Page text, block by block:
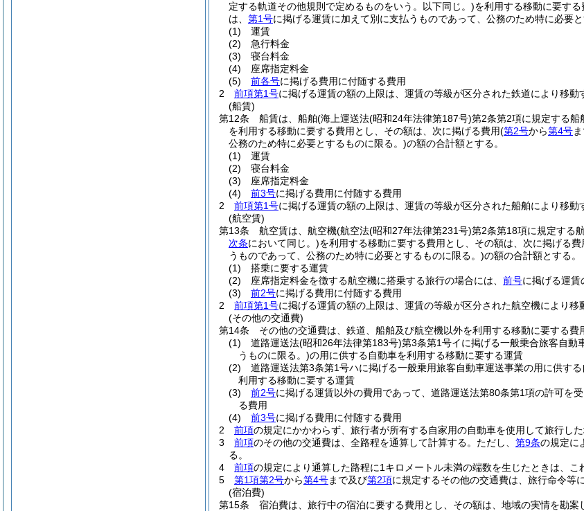
定する軌道その他規則で定めるものをいう。以下同じ。)を利用する移動に要す
は、 第1号に掲げる運賃に加えて別に支払うものであって、公務のため特に必要
(1)
運賃
(2)
急行料金
(3)
寝台料金
(4)
座席指定料金
(5)
前各号に掲げる費用に付随する費用
2
前項第1号に掲げる運賃の額の上限は、運賃の等級が区分された鉄道により移動
(船賃)
第12条
船賃は、船舶(海上運送法(昭和24年法律第187号)第2条第2項に規定する船
を利用する移動に要する費用とし、その額は、次に掲げる費用(第2号から第4号
公務のため特に必要とするものに限る。)の額の合計額とする。
(1)
運賃
(2)
寝台料金
(3)
座席指定料金
(4)
前3号に掲げる費用に付随する費用
2
前項第1号に掲げる運賃の額の上限は、運賃の等級が区分された船舶により移動
(航空賃)
第13条
航空賃は、航空機(航空法(昭和27年法律第231号)第2条第18項に規定する
次条において同じ。)を利用する移動に要する費用とし、その額は、次に掲げる費
うものであって、公務のため特に必要とするものに限る。)の額の合計額とする。
(1)
搭乗に要する運賃
(2)
座席指定料金を徴する航空機に搭乗する旅行の場合には、 前号に掲げる運賃
(3)
前2号に掲げる費用に付随する費用
2
前項第1号に掲げる運賃の額の上限は、運賃の等級が区分された航空機により移
(その他の交通費)
第14条
その他の交通費は、鉄道、船舶及び航空機以外を利用する移動に要する
(1)
道路運送法(昭和26年法律第183号)第3条第1号イに掲げる一般乗合旅客自動
うものに限る。)の用に供する自動車を利用する移動に要する運賃
(2)
道路運送法第3条第1号ハに掲げる一般乗用旅客自動車運送事業の用に供す
利用する移動に要する運賃
(3)
前2号に掲げる運賃以外の費用であって、道路運送法第80条第1項の許可を
る費用
(4)
前3号に掲げる費用に付随する費用
2
前項の規定にかかわらず、旅行者が所有する自家用の自動車を使用して旅行し
3
前項のその他の交通費は、全路程を通算して計算する。 ただし、 第9条の規定に
る。
4
前項の規定により通算した路程に1キロメートル未満の端数を生じたときは、こ
5
第1項第2号から第4号まで及び第2項に規定するその他の交通費は、旅行命令等
(宿泊費)
第15条
宿泊費は、旅行中の宿泊に要する費用とし、その額は、地域の実情を勘案